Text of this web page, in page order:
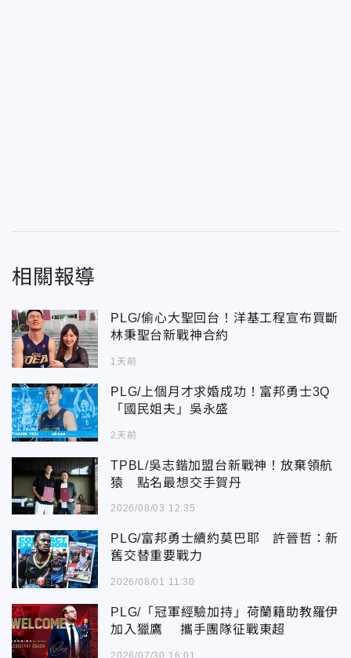
相關報導
PLG/偷心大聖回台！洋基工程宣布買斷
林秉聖台新戰神合約
1天前
PLG/上個月才求婚成功！富邦勇士3Q
「國民姐夫」吳永盛
2天前
TPBL/吳志鍇加盟台新戰神！放棄領航
猿 點名最想交手賀丹
2026/08/03 12:35
PLG/富邦勇士續約莫巴耶 許晉哲：新
舊交替重要戰力
2026/08/01 11:30
PLG/「冠軍經驗加持」荷蘭籍助教羅伊
加入獵鷹 攜手團隊征戰東超
2026/07/30 16:01